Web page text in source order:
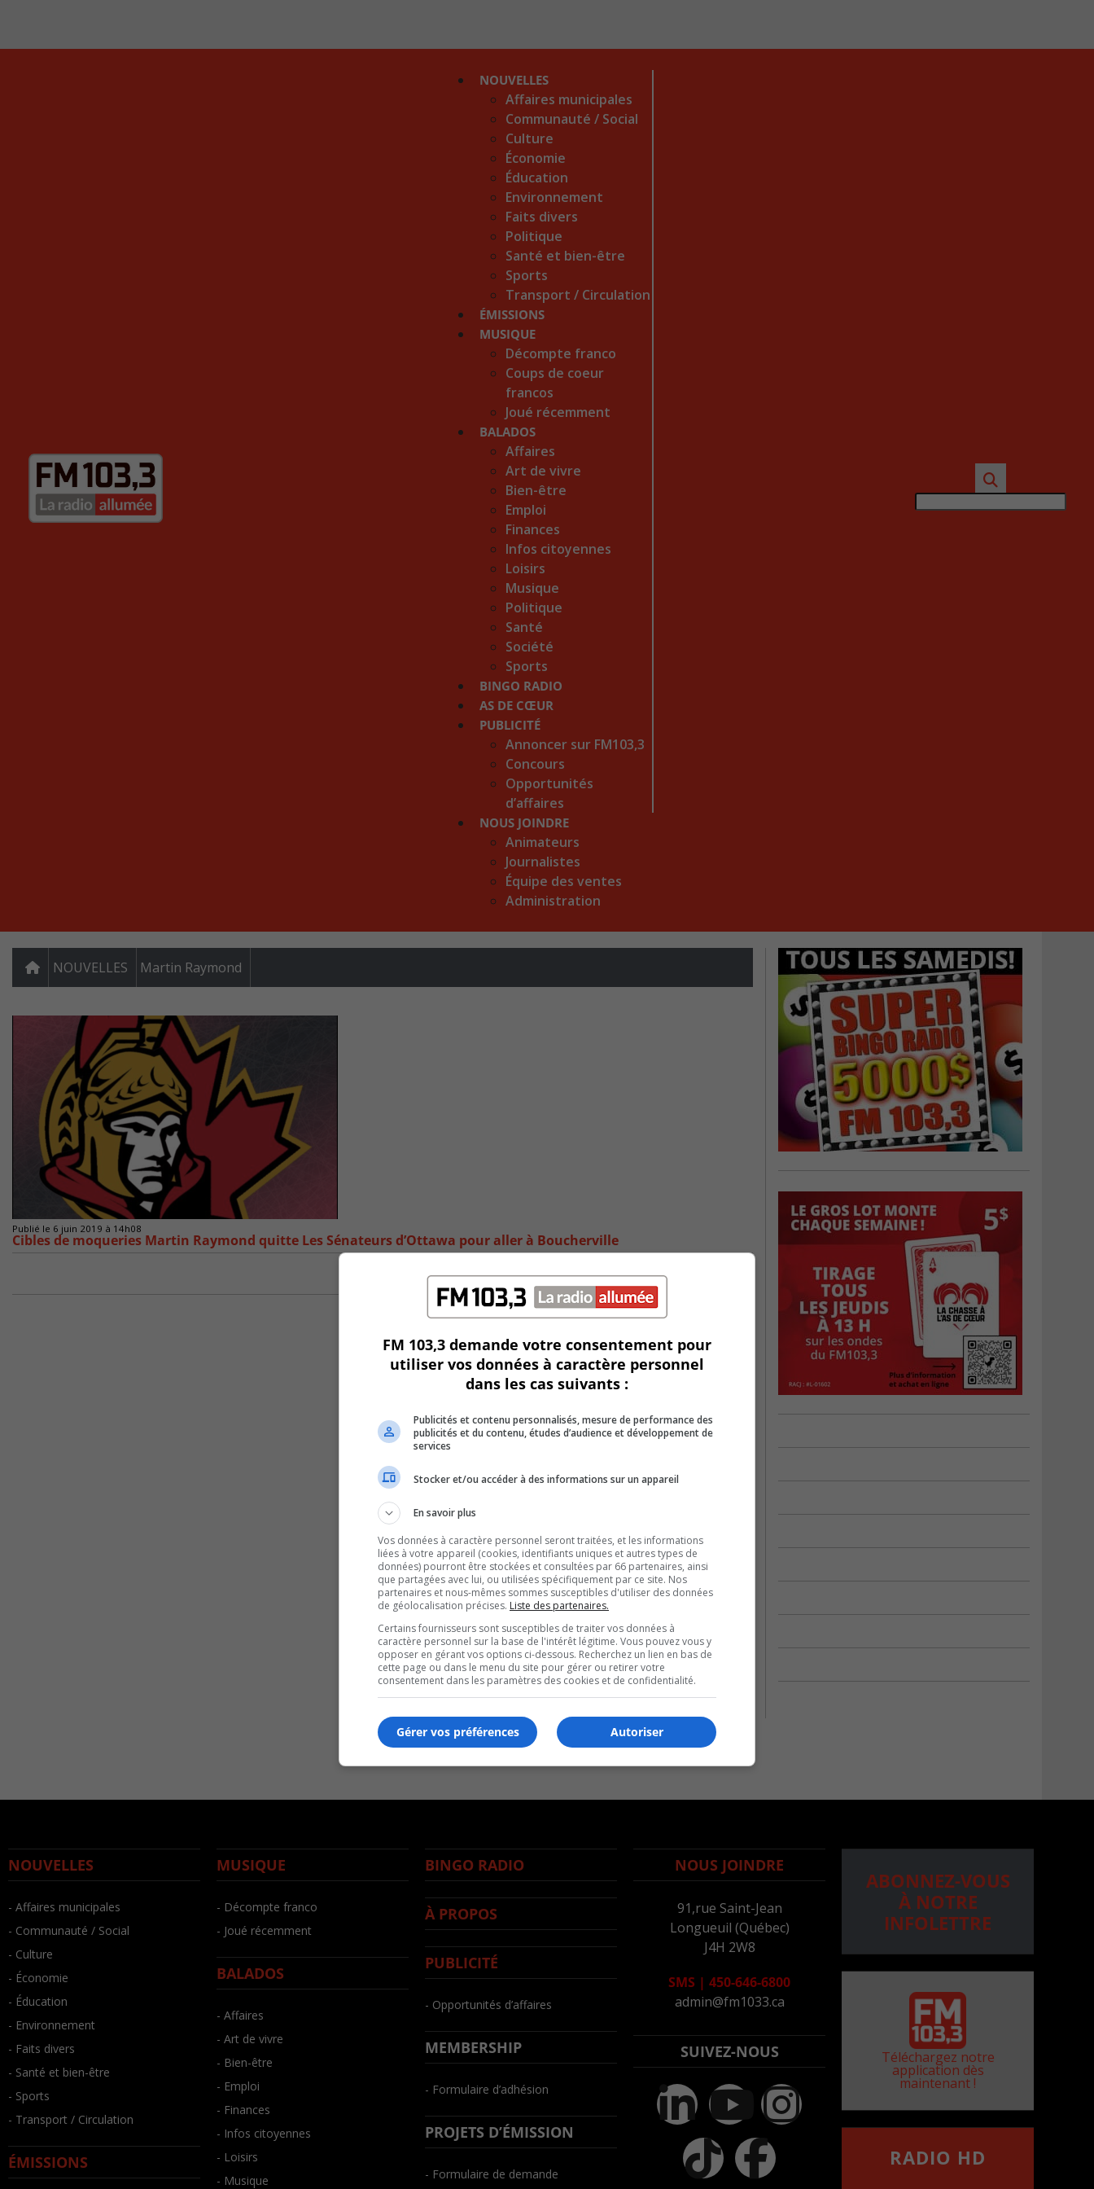
NOUVELLES
Affaires municipales
Communauté / Social
Culture
Économie
Éducation
Environnement
Faits divers
Politique
Santé et bien-être
Sports
Transport / Circulation
ÉMISSIONS
MUSIQUE
Décompte franco
Coups de coeur
francos
Joué récemment
BALADOS
Affaires
Art de vivre
Bien-être
Emploi
Finances
Infos citoyennes
Loisirs
Musique
Politique
Santé
Société
Sports
BINGO RADIO
AS DE CŒUR
PUBLICITÉ
Annoncer sur FM103,3
Concours
Opportunités
d’affaires
NOUS JOINDRE
Animateurs
Journalistes
Équipe des ventes
Administration
NOUVELLES Martin Raymond
Publié le 6 juin 2019 à 14h08
Cibles de moqueries Martin Raymond quitte Les Sénateurs d’Ottawa pour aller à Boucherville
NOUVELLES
- Affaires municipales
- Communauté / Social
- Culture
- Économie
- Éducation
- Environnement
- Faits divers
- Santé et bien-être
- Sports
- Transport / Circulation
ÉMISSIONS
MUSIQUE
- Décompte franco
- Joué récemment
BALADOS
- Affaires
- Art de vivre
- Bien-être
- Emploi
- Finances
- Infos citoyennes
- Loisirs
- Musique
BINGO RADIO
À PROPOS
PUBLICITÉ
- Opportunités d’affaires
MEMBERSHIP
- Formulaire d’adhésion
PROJETS D’ÉMISSION
- Formulaire de demande
NOUS JOINDRE
91,rue Saint-Jean
Longueuil (Québec)
J4H 2W8
SMS | 450-646-6800
admin@fm1033.ca
SUIVEZ-NOUS
ABONNEZ-VOUS
À NOTRE
INFOLETTRE
Téléchargez notre
application dès
maintenant !
RADIO HD
FM 103,3 demande votre consentement pour
utiliser vos données à caractère personnel
dans les cas suivants :
Publicités et contenu personnalisés, mesure de performance des
publicités et du contenu, études d’audience et développement de
services
Stocker et/ou accéder à des informations sur un appareil
En savoir plus
Vos données à caractère personnel seront traitées, et les informations
liées à votre appareil (cookies, identifiants uniques et autres types de
données) pourront être stockées et consultées par 66 partenaires, ainsi
que partagées avec lui, ou utilisées spécifiquement par ce site. Nos
partenaires et nous-mêmes sommes susceptibles d'utiliser des données
de géolocalisation précises. Liste des partenaires.
Certains fournisseurs sont susceptibles de traiter vos données à
caractère personnel sur la base de l'intérêt légitime. Vous pouvez vous y
opposer en gérant vos options ci-dessous. Recherchez un lien en bas de
cette page ou dans le menu du site pour gérer ou retirer votre
consentement dans les paramètres des cookies et de confidentialité.
Autoriser
Gérer vos préférences